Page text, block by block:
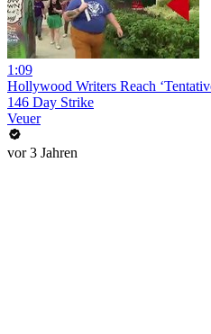
1:09
Hollywood Writers Reach
146 Day Strike
Veuer
vor 3 Jahren